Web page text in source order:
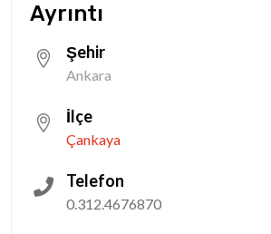
Ayrıntı
Şehir
Ankara
İlçe
Çankaya
Telefon
0.312.4676870